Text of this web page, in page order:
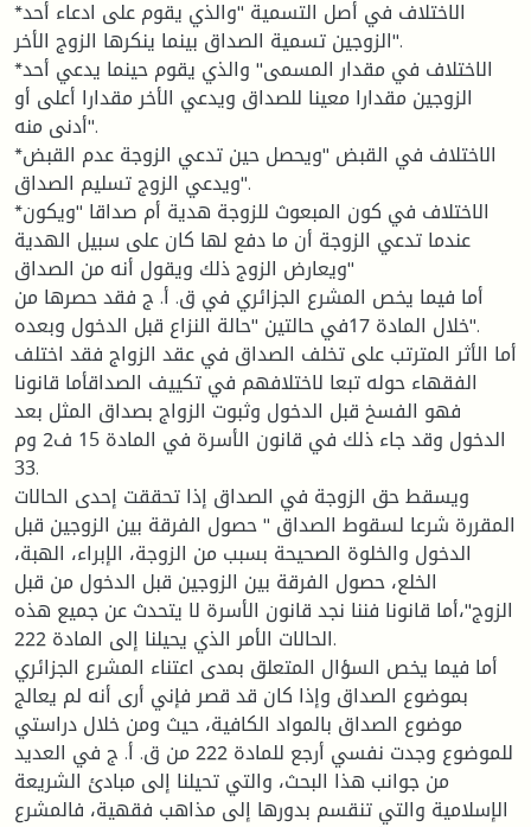
*الاختلاف في أصل التسمية "والذي يقوم على ادعاء أحد
الزوجين تسمية الصداق بينما ينكرها الزوج الأخر".
*الاختلاف في مقدار المسمى" والذي يقوم حينما يدعي أحد
الزوجين مقدارا معينا للصداق ويدعي الأخر مقدارا أعلى أو
أدنى منه".
*الاختلاف في القبض "ويحصل حين تدعي الزوجة عدم القبض
ويدعي الزوج تسليم الصداق".
*الاختلاف في كون المبعوث للزوجة هدية أم صداقا "ويكون
عندما تدعي الزوجة أن ما دفع لها كان على سبيل الهدية
ويعارض الزوج ذلك ويقول أنه من الصداق"
أما فيما يخص المشرع الجزائري في ق. أ. ج فقد حصرها من
خلال المادة 17في حالتين "حالة النزاع قبل الدخول وبعده".
أما الأثر المترتب على تخلف الصداق في عقد الزواج فقد اختلف
الفقهاء حوله تبعا لاختلافهم في تكييف الصداقأما قانونا
فهو الفسخ قبل الدخول وثبوت الزواج بصداق المثل بعد
الدخول وقد جاء ذلك في قانون الأسرة في المادة 15 ف2 وم
33.
ويسقط حق الزوجة في الصداق إذا تحققت إحدى الحالات
المقررة شرعا لسقوط الصداق " حصول الفرقة بين الزوجين قبل
الدخول والخلوة الصحيحة بسبب من الزوجة، الإبراء، الهبة،
الخلع، حصول الفرقة بين الزوجين قبل الدخول من قبل
الزوج"،أما قانونا فننا نجد قانون الأسرة لا يتحدث عن جميع هذه
الحالات الأمر الذي يحيلنا إلى المادة 222.
أما فيما يخص السؤال المتعلق بمدى اعتناء المشرع الجزائري
بموضوع الصداق وإذا كان قد قصر فإني أرى أنه لم يعالج
موضوع الصداق بالمواد الكافية، حيث ومن خلال دراستي
للموضوع وجدت نفسي أرجع للمادة 222 من ق. أ. ج في العديد
من جوانب هذا البحث، والتي تحيلنا إلى مبادئ الشريعة
الإسلامية والتي تنقسم بدورها إلى مذاهب فقهية، فالمشرع